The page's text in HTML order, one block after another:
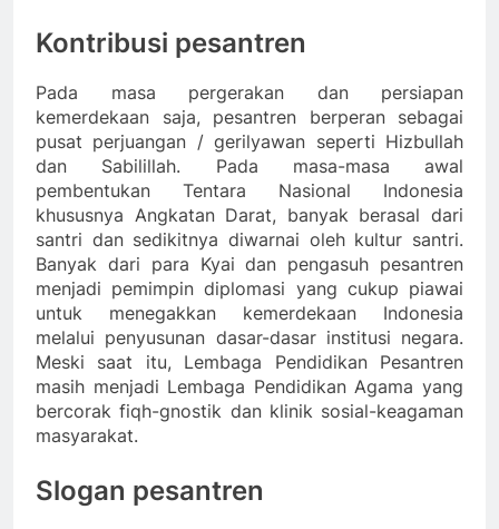
Kontribusi pesantren
Pada masa pergerakan dan persiapan
kemerdekaan saja, pesantren berperan sebagai
pusat perjuangan / gerilyawan seperti Hizbullah
dan Sabilillah. Pada masa-masa awal
pembentukan Tentara Nasional Indonesia
khususnya Angkatan Darat, banyak berasal dari
santri dan sedikitnya diwarnai oleh kultur santri.
Banyak dari para Kyai dan pengasuh pesantren
menjadi pemimpin diplomasi yang cukup piawai
untuk menegakkan kemerdekaan Indonesia
melalui penyusunan dasar-dasar institusi negara.
Meski saat itu, Lembaga Pendidikan Pesantren
masih menjadi Lembaga Pendidikan Agama yang
bercorak fiqh-gnostik dan klinik sosial-keagaman
masyarakat.
Slogan pesantren